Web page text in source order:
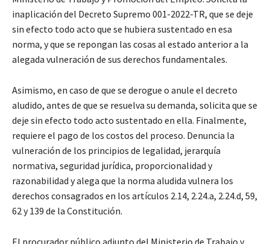
inaplicación del Decreto Supremo 001-2022-TR, que se deje
sin efecto todo acto que se hubiera sustentado en esa
norma, y que se repongan las cosas al estado anterior a la
alegada vulneración de sus derechos fundamentales.
Asimismo, en caso de que se derogue o anule el decreto
aludido, antes de que se resuelva su demanda, solicita que se
deje sin efecto todo acto sustentado en ella. Finalmente,
requiere el pago de los costos del proceso. Denuncia la
vulneración de los principios de legalidad, jerarquía
normativa, seguridad jurídica, proporcionalidad y
razonabilidad y alega que la norma aludida vulnera los
derechos consagrados en los artículos 2.14, 2.24.a, 2.24.d, 59,
62 y 139 de la Constitución.